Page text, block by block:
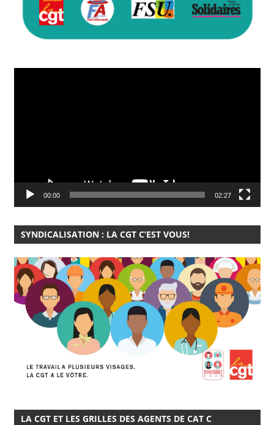
00:00 02:27
SYNDICALISATION : LA CGT C’EST VOUS!
LA CGT ET LES GRILLES DES AGENTS DE CAT C